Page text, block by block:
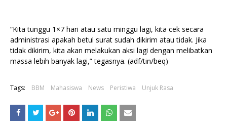
“Kita tunggu 1×7 hari atau satu minggu lagi, kita cek secara
administrasi apakah betul surat sudah dikirim atau tidak. Jika
tidak dikirim, kita akan melakukan aksi lagi dengan melibatkan
massa lebih banyak lagi,” tegasnya. (adf/tin/beq)
Tags: BBM Mahasiswa News Peristiwa Unjuk Rasa